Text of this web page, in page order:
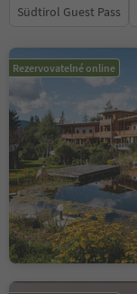
Südtirol Guest Pass
Rezervovatelné online